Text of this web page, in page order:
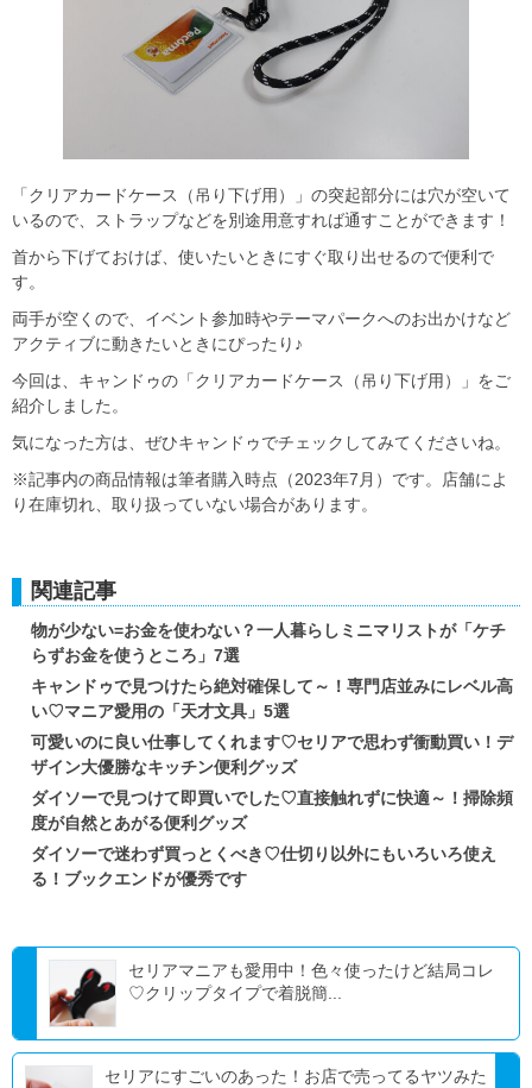
「クリアカードケース（吊り下げ用）」の突起部分には穴が空いて
いるので、ストラップなどを別途用意すれば通すことができます！
首から下げておけば、使いたいときにすぐ取り出せるので便利で
す。
両手が空くので、イベント参加時やテーマパークへのお出かけなど
アクティブに動きたいときにぴったり♪
今回は、キャンドゥの「クリアカードケース（吊り下げ用）」をご
紹介しました。
気になった方は、ぜひキャンドゥでチェックしてみてくださいね。
※記事内の商品情報は筆者購入時点（2023年7月）です。店舗によ
り在庫切れ、取り扱っていない場合があります。
関連記事
物が少ない=お金を使わない？一人暮らしミニマリストが「ケチ
らずお金を使うところ」7選
キャンドゥで見つけたら絶対確保して～！専門店並みにレベル高
い♡マニア愛用の「天才文具」5選
可愛いのに良い仕事してくれます♡セリアで思わず衝動買い！デ
ザイン大優勝なキッチン便利グッズ
ダイソーで見つけて即買いでした♡直接触れずに快適～！掃除頻
度が自然とあがる便利グッズ
ダイソーで迷わず買っとくべき♡仕切り以外にもいろいろ使え
る！ブックエンドが優秀です
セリアマニアも愛用中！色々使ったけど結局コレ
♡クリップタイプで着脱簡...
セリアにすごいのあった！お店で売ってるヤツみた